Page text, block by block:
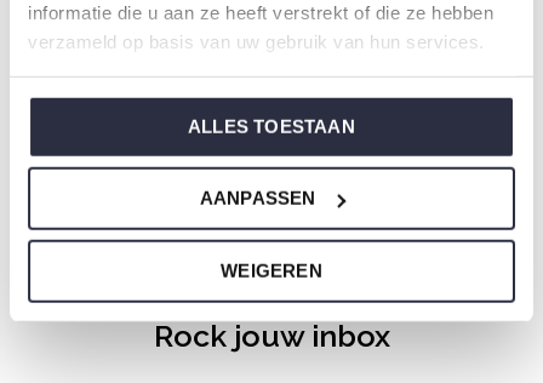
informatie die u aan ze heeft verstrekt of die ze hebben
verzameld op basis van uw gebruik van hun services.
ALLES TOESTAAN
AANPASSEN
WEIGEREN
Charlie Choe Heren Pyjama
Short Set Lichtblauw Geruit
Seen 7 of the 7 products
Rock jouw inbox